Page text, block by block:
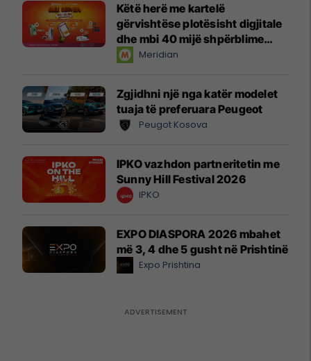
Këtë herë me kartelë
gërvishtëse plotësisht digjitale
dhe mbi 40 mijë shpërblime
instant!Meridian
Zgjidhni një nga katër modelet
tuaja të preferuara Peugeot
Peugot Kosova
IPKO vazhdon partneritetin me
Sunny Hill Festival 2026
IPKO
EXPO DIASPORA 2026 mbahet
më 3, 4 dhe 5 gusht në Prishtinë
Expo Prishtina